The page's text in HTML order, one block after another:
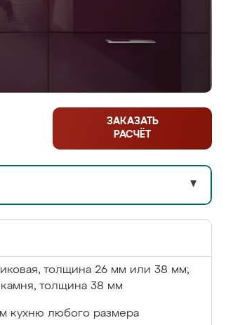
ЗАКАЗАТЬ
РАСЧЁТ
▼
толщина 26 мм или 38 мм;
толщина 38 мм
кухню любого размера